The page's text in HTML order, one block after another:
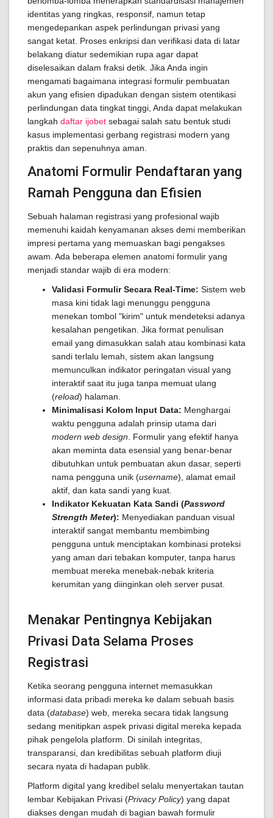
identitas yang ringkas, responsif, namun tetap
mengedepankan aspek perlindungan privasi yang
sangat ketat. Proses enkripsi dan verifikasi data di latar
belakang diatur sedemikian rupa agar dapat
diselesaikan dalam fraksi detik. Jika Anda ingin
mengamati bagaimana integrasi formulir pembuatan
akun yang efisien dipadukan dengan sistem otentikasi
perlindungan data tingkat tinggi, Anda dapat melakukan
langkah daftar ijobet sebagai salah satu bentuk studi
kasus implementasi gerbang registrasi modern yang
praktis dan sepenuhnya aman.
Anatomi Formulir Pendaftaran yang
Ramah Pengguna dan Efisien
Sebuah halaman registrasi yang profesional wajib
memenuhi kaidah kenyamanan akses demi memberikan
impresi pertama yang memuaskan bagi pengakses
awam. Ada beberapa elemen anatomi formulir yang
menjadi standar wajib di era modern:
Validasi Formulir Secara Real-Time: Sistem web
masa kini tidak lagi menunggu pengguna
menekan tombol "kirim" untuk mendeteksi adanya
kesalahan pengetikan. Jika format penulisan
email yang dimasukkan salah atau kombinasi kata
sandi terlalu lemah, sistem akan langsung
memunculkan indikator peringatan visual yang
interaktif saat itu juga tanpa memuat ulang
(reload) halaman.
Minimalisasi Kolom Input Data: Menghargai
waktu pengguna adalah prinsip utama dari
modern web design . Formulir yang efektif hanya
akan meminta data esensial yang benar-benar
dibutuhkan untuk pembuatan akun dasar, seperti
nama pengguna unik (username), alamat email
aktif, dan kata sandi yang kuat.
Indikator Kekuatan Kata Sandi (Password
Strength Meter): Menyediakan panduan visual
interaktif sangat membantu membimbing
pengguna untuk menciptakan kombinasi proteksi
yang aman dari tebakan komputer, tanpa harus
membuat mereka menebak-nebak kriteria
kerumitan yang diinginkan oleh server pusat.
Menakar Pentingnya Kebijakan
Privasi Data Selama Proses
Registrasi
Ketika seorang pengguna internet memasukkan
informasi data pribadi mereka ke dalam sebuah basis
data (database) web, mereka secara tidak langsung
sedang menitipkan aspek privasi digital mereka kepada
pihak pengelola platform. Di sinilah integritas,
transparansi, dan kredibilitas sebuah platform diuji
secara nyata di hadapan publik.
Platform digital yang kredibel selalu menyertakan tautan
lembar Kebijakan Privasi (Privacy Policy) yang dapat
diakses dengan mudah di bagian bawah formulir